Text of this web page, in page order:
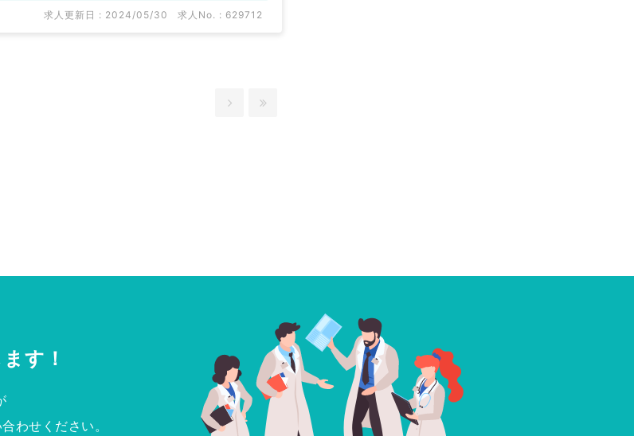
求人更新日 : 2024/05/30 求人No. : 629712
す！
わせください。